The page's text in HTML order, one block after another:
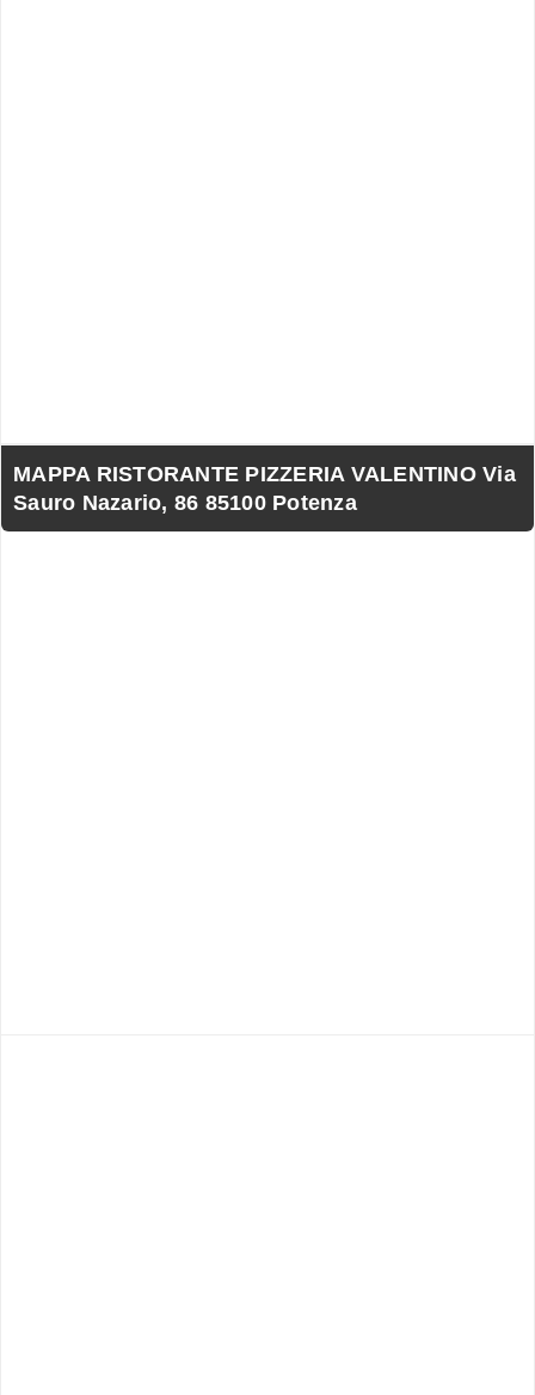
MAPPA RISTORANTE PIZZERIA VALENTINO Via
Sauro Nazario, 86 85100 Potenza